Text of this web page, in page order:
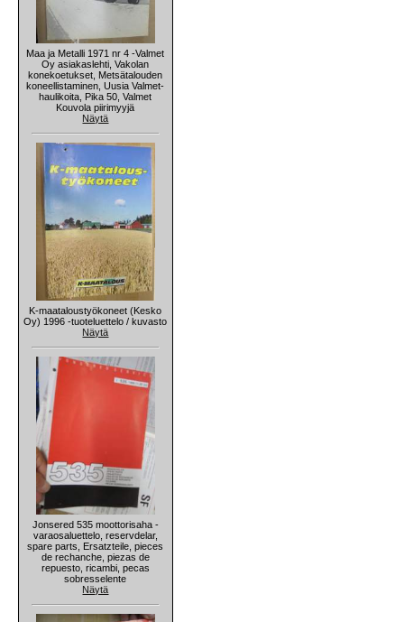
Maa ja Metalli 1971 nr 4 -Valmet
Oy asiakaslehti, Vakolan
konekoetukset, Metsätalouden
koneellistaminen, Uusia Valmet-
haulikoita, Pika 50, Valmet
Kouvola piirimyyjä
Näytä
K-maataloustyökoneet (Kesko
Oy) 1996 -tuoteluettelo / kuvasto
Näytä
Jonsered 535 moottorisaha -
varaosaluettelo, reservdelar,
spare parts, Ersatzteile, pieces
de rechanche, piezas de
repuesto, ricambi, pecas
sobresselente
Näytä